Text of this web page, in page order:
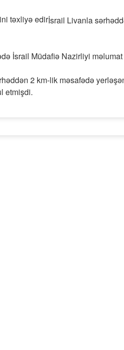
İsrail Livanla
İsrail Müdafiə Nazirliyi məlumat
2 km-lik məsafədə
etmişdi.